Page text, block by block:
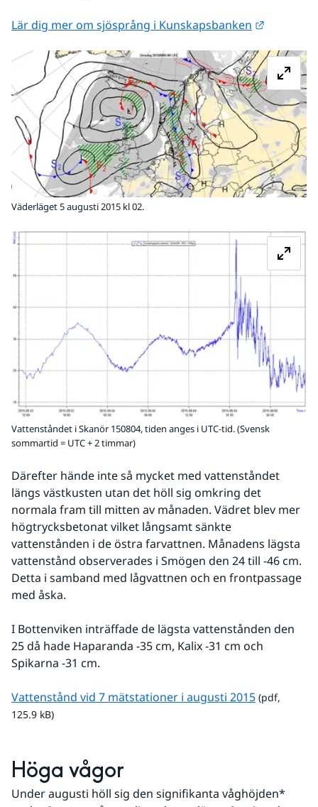
Lär dig mer om sjösprång i Kunskapsbanken
Väderläget 5 augusti 2015 kl 02.
Vattenståndet i Skanör 150804, tiden anges i UTC-tid. (Svensk
sommartid = UTC + 2 timmar)
Därefter hände inte så mycket med vattenståndet
längs västkusten utan det höll sig omkring det
normala fram till mitten av månaden. Vädret blev mer
högtrycksbetonat vilket långsamt sänkte
vattenstånden i de östra farvattnen. Månadens lägsta
vattenstånd observerades i Smögen den 24 till -46 cm.
Detta i samband med lågvattnen och en frontpassage
med åska.
I Bottenviken inträffade de lägsta vattenstånden den
25 då hade Haparanda -35 cm, Kalix -31 cm och
Spikarna -31 cm.
Vattenstånd vid 7 mätstationer i augusti 2015pdf, 125.9
(pdf,
125.9 kB)
Höga vågor
Under augusti höll sig den signifikanta våghöjden*